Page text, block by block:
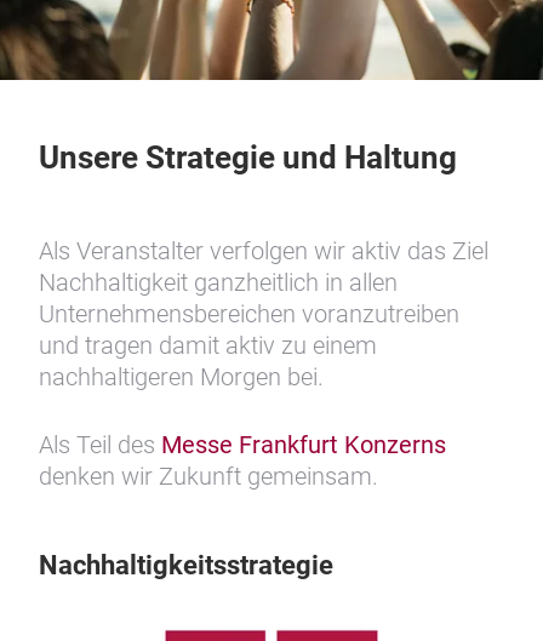
Unsere Strategie und Haltung
Als Veranstalter verfolgen wir aktiv das Ziel
Nachhaltigkeit ganzheitlich in allen
Unternehmensbereichen voranzutreiben
und tragen damit aktiv zu einem
nachhaltigeren Morgen bei.
Als Teil des Messe Frankfurt Konzerns
denken wir Zukunft gemeinsam.
Nachhaltigkeitsstrategie